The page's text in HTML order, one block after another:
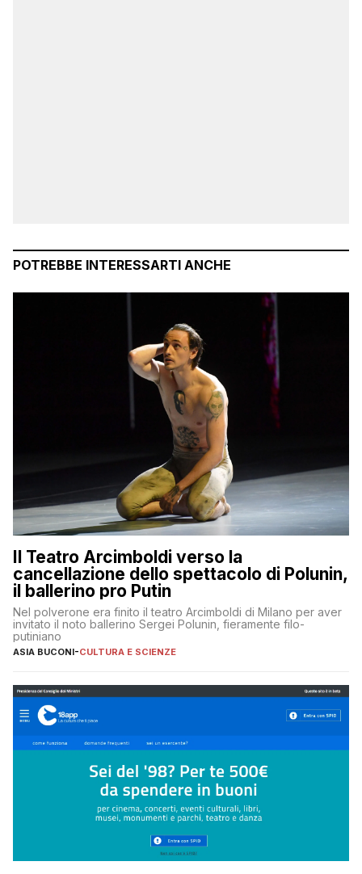
POTREBBE INTERESSARTI ANCHE
Il Teatro Arcimboldi verso la
cancellazione dello spettacolo di Polunin,
il ballerino pro Putin
Nel polverone era finito il teatro Arcimboldi di Milano per aver
invitato il noto ballerino Sergei Polunin, fieramente filo-
putiniano
ASIA BUCONI-CULTURA E SCIENZE